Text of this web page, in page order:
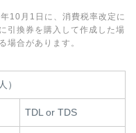
10月1日に、消費税率改定に
引換券を購入して作成した場
場合があります。
）
TDL or TDS